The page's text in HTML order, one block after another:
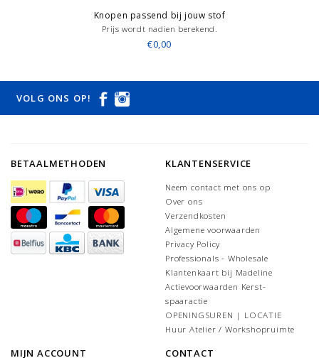
Knopen passend bij jouw stof
Prijs wordt nadien berekend.
€0,00
VOLG ONS OP!
BETAALMETHODEN KLANTENSERVICE
Neem contact met ons op
Over ons
Verzendkosten
Algemene voorwaarden
Privacy Policy
Professionals - Wholesale
Klantenkaart bij Madeline
Actievoorwaarden Kerst-
spaaractie
OPENINGSUREN | LOCATIE
Huur Atelier / Workshopruimte
MIJN ACCOUNT CONTACT